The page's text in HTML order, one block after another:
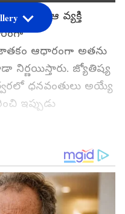
భవితవ్యం ఆ వ్యక్తి
జాతకం ఆధారంగా అతను
నిర్ణయిస్తారు. జ్యోతిష్య
త్వరలో ధనవంతులు అయ్యే
ఇప్పుడు
కోసం ఏసియానెట్ తెలుగు
ఎంచుకోండి